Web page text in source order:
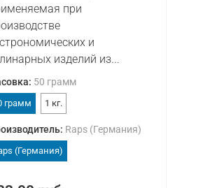
при
и
изделий из...
: 50 грамм
грамм 1 кг.
: Raps (Германия)
(Германия)